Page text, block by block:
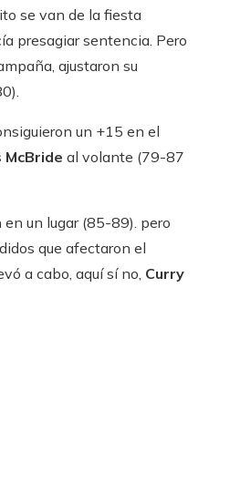
se van de la fiesta
presagiar sentencia. Pero
ajustaron su
un +15 en el
McBride al volante (79-87
un lugar (85-89). pero
que afectaron el
a cabo, aquí sí no, Curry